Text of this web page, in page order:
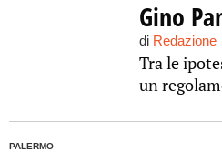
Gino
di Redazione
Tra le
un
PALERMO